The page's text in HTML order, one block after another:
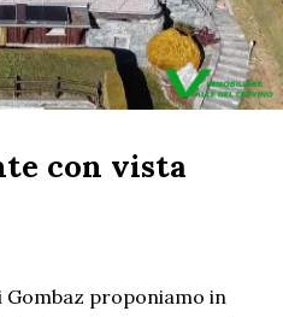
con vista
proponiamo in